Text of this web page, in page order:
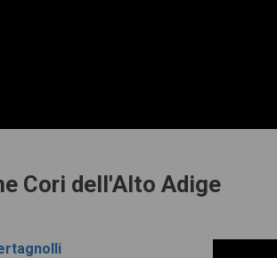
Cori dell'Alto Adige